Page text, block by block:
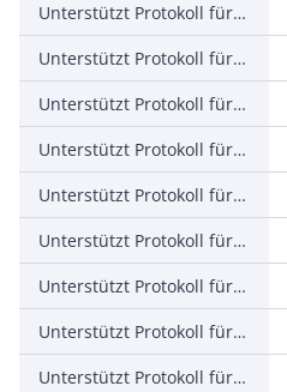
Unterstützt Protokoll für CAN
Unterstützt Protokoll für INTERBUS
Unterstützt Protokoll für ASI
Unterstützt Protokoll für KNX
Unterstützt Protokoll für Modbus
Unterstützt Protokoll für Data-Highway
Unterstützt Protokoll für DeviceNet
Unterstützt Protokoll für SUCONET
Unterstützt Protokoll für LON